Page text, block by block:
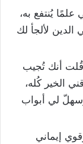
يُنتفع به،
الدين لألجأ لك
أنك تُجيب
الخير كُله،
وسهلّ لي أبواب
إيماني